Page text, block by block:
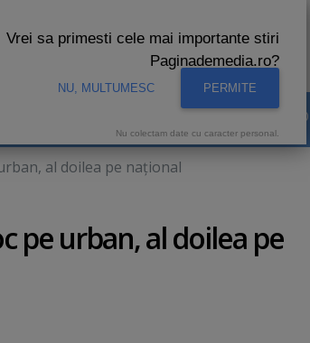
AUDIENTE
al doilea pe naţional
pe urban, al doilea pe
Vrei sa primesti cele mai importante stiri
Paginademedia.ro?
NU, MULTUMESC PERMITE
Nu colectam date cu caracter personal.